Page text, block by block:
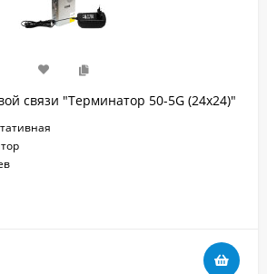
связи "Терминатор 50-5G (24х24)"